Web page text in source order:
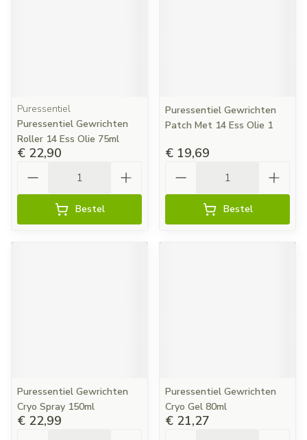
Puressentiel
Puressentiel Gewrichten
Roller 14 Ess Olie 75ml
€ 22,90
Bestel
Puressentiel Gewrichten
Patch Met 14 Ess Olie 1
€ 19,69
Bestel
Puressentiel Gewrichten
Cryo Spray 150ml
€ 22,99
Puressentiel Gewrichten
Cryo Gel 80ml
€ 21,27